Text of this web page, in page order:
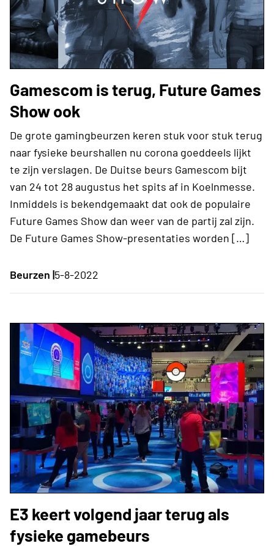
Gamescom is terug, Future Games
Show ook
De grote gamingbeurzen keren stuk voor stuk terug
naar fysieke beurshallen nu corona goeddeels lijkt
te zijn verslagen. De Duitse beurs Gamescom bijt
van 24 tot 28 augustus het spits af in Koelnmesse.
Inmiddels is bekendgemaakt dat ook de populaire
Future Games Show dan weer van de partij zal zijn.
De Future Games Show-presentaties worden […]
Beurzen |5-8-2022
E3 keert volgend jaar terug als
fysieke gamebeurs